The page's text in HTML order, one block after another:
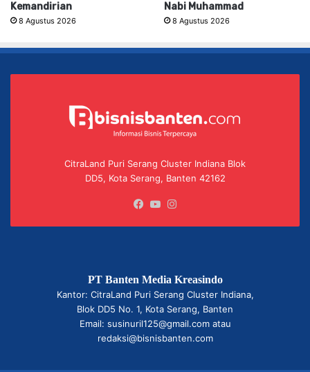
Kemandirian
8 Agustus 2026
Nabi Muhammad
8 Agustus 2026
CitraLand Puri Serang Cluster Indiana Blok
DD5, Kota Serang, Banten 42162
Facebook
YouTube
PT Banten Media Kreasindo
Kantor: CitraLand Puri Serang Cluster Indiana,
Blok DD5 No. 1, Kota Serang, Banten
Email: susinuril125@gmail.com atau
redaksi@bisnisbanten.com